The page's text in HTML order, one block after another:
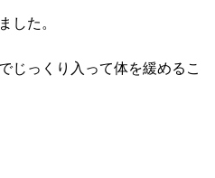
した。
じっくり入って体を緩めるこ